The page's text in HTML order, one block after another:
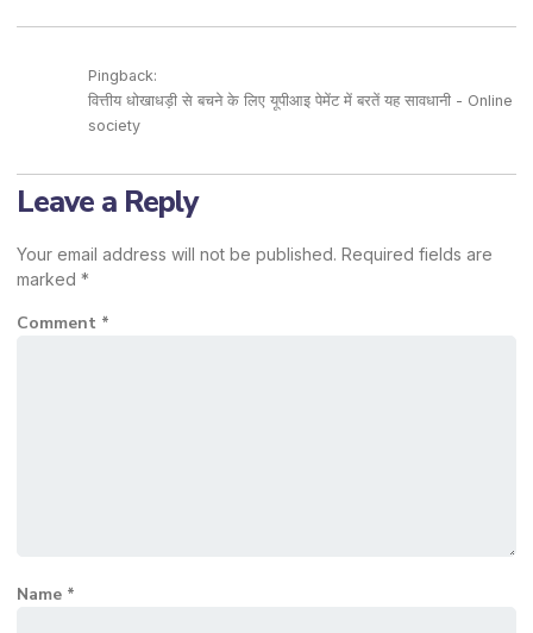
Pingback:
वित्तीय धोखाधड़ी से बचने के लिए यूपीआइ पेमेंट में बरतें यह सावधानी - Online
society
Leave a Reply
Your email address will not be published. Required fields are
marked *
Comment *
Name *